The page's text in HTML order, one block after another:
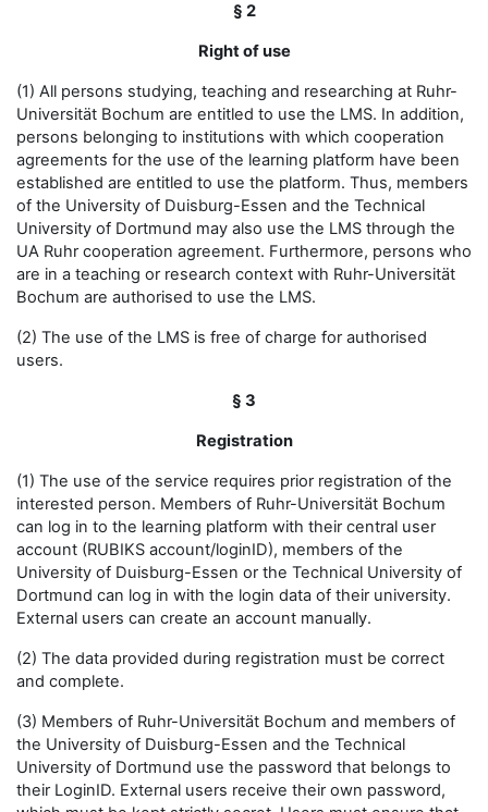
§ 2
Right of use
(1) All persons studying, teaching and researching at Ruhr-
Universität Bochum are entitled to use the LMS. In addition,
persons belonging to institutions with which cooperation
agreements for the use of the learning platform have been
established are entitled to use the platform. Thus, members
of the University of Duisburg-Essen and the Technical
University of Dortmund may also use the LMS through the
UA Ruhr cooperation agreement. Furthermore, persons who
are in a teaching or research context with Ruhr-Universität
Bochum are authorised to use the LMS.
(2) The use of the LMS is free of charge for authorised
users.
§ 3
Registration
(1) The use of the service requires prior registration of the
interested person. Members of Ruhr-Universität Bochum
can log in to the learning platform with their central user
account (RUBIKS account/loginID), members of the
University of Duisburg-Essen or the Technical University of
Dortmund can log in with the login data of their university.
External users can create an account manually.
(2) The data provided during registration must be correct
and complete.
(3) Members of Ruhr-Universität Bochum and members of
the University of Duisburg-Essen and the Technical
University of Dortmund use the password that belongs to
their LoginID. External users receive their own password,